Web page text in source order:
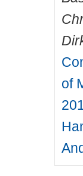
of